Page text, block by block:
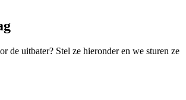
de uitbater? Stel ze hieronder en we sturen ze